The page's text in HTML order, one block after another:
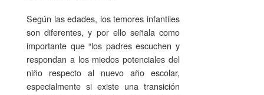
Según las edades, los temores infantiles
son diferentes, y por ello señala como
importante que “los padres escuchen y
respondan a los miedos potenciales del
niño respecto al nuevo año escolar,
especialmente si existe una transición